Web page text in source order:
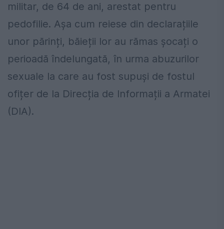
militar, de 64 de ani, arestat pentru
pedofilie. Așa cum reiese din declarațiile
unor părinți, băieții lor au rămas șocați o
perioadă îndelungată, în urma abuzurilor
sexuale la care au fost supuși de fostul
ofițer de la Direcția de Informații a Armatei
(DIA).